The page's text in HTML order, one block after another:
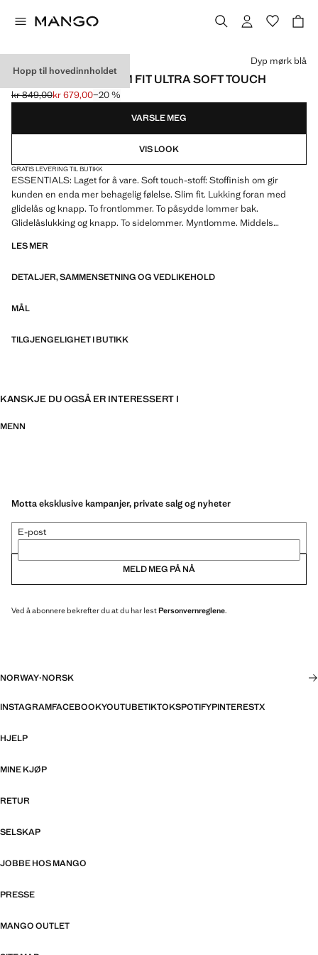
Hopp til hovedinnholdet
JEANS PATRICK SLIM FIT ULTRA SOFT TOUCH
Første pris strøket [kr 849,00 ]
kr 849,00
Gjeldende pris [kr 679,00 ]
kr 679,00−20 %
Velg en farge
Dyp mørk blå
VARSLE MEG
VIS LOOK
GRATIS LEVERING TIL BUTIKK
ESSENTIALS: Laget for å vare. Soft touch-stoff: Stoffinish om gir
kunden en enda mer behagelig følelse. Slim fit. Lukking foran med
glidelås og knapp. To frontlommer. To påsydde lommer bak.
Glidelåslukking og knapp. To sidelommer. Myntlomme. Middels
Bomullsstoff i bomull, litt elastisk. Denim-stil
LES MER
DETALJER, SAMMENSETNING OG VEDLIKEHOLD
MÅL
TILGJENGELIGHET I BUTIKK
KANSKJE DU OGSÅ ER INTERESSERT I
MENN
Motta eksklusive kampanjer, private salg og nyheter
E-post
MELD MEG PÅ NÅ
Ved å abonnere bekrefter du at du har lestPersonvernreglene.
NORWAY·NORSK
INSTAGRAMFACEBOOKYOUTUBETIKTOKSPOTIFYPINTERESTX
HJELP
MINE KJØP
RETUR
SELSKAP
JOBBE HOS MANGO
PRESSE
MANGO OUTLET